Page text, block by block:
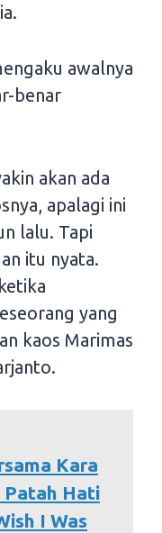
awalnya
benar
akan ada
apalagi ini
lalu. Tapi
itu nyata.
yang
kaos Marimas
Kara
Patah Hati
I Was